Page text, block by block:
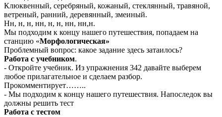
Клюквенный, серебряный, кожаный, стеклянный, травяной,
ветреный, ранний, деревянный, змеиный.
Нн, н, н, нн, н, н, нн, нн,н.
Мы подходим к концу нашего путешествия, попадаем на
станцию «Морфологическая»
Проблемный вопрос: какое задание здесь затаилось?
Работа с учебником.
- Откройте учебник. Из упражнения 342 давайте выберем
любое прилагательное и сделаем разбор.
Прокомментирует……..
- Мы подходим к концу нашего путешествия. Напоследок вы
должны решить тест
Работа с тестом